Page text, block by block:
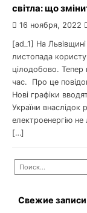
світла: що
16 ноября, 2022
[ad_1] На
листопада
цілодобово. Тепер
час. Про це
Нові графіки
України внаслідок
електроенергію
[…]
Найти:
Свежие записи